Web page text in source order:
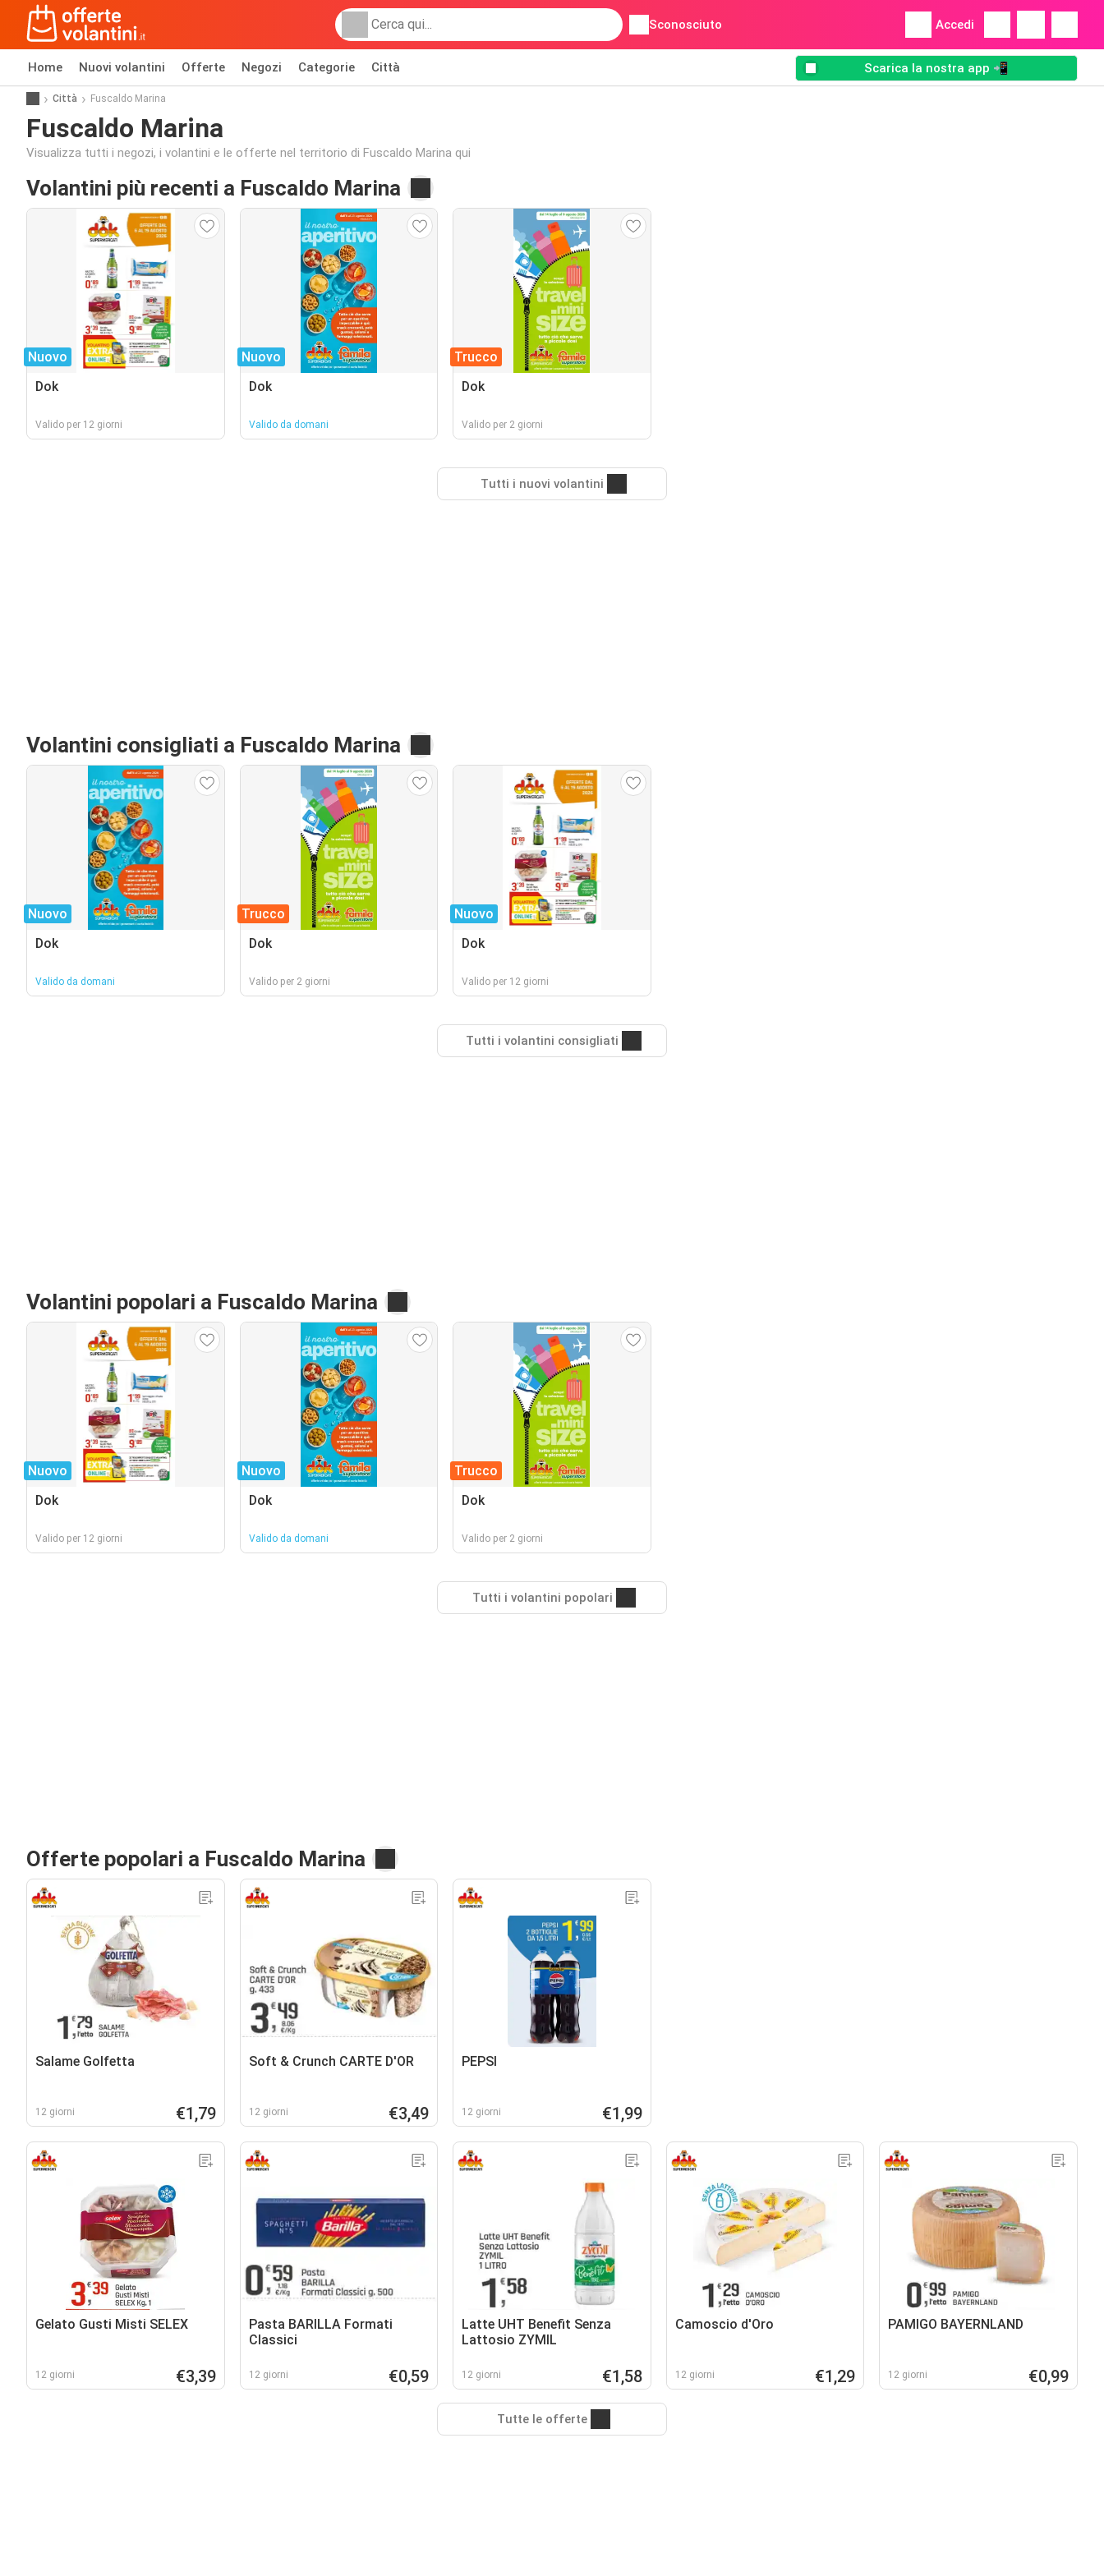
Sconosciuto Accedi
Home Nuovi volantini Offerte Negozi Categorie Città Scarica la nostra app 📲
Città Fuscaldo Marina
Fuscaldo Marina
Visualizza tutti i negozi, i volantini e le offerte nel territorio di Fuscaldo Marina qui
Volantini più recenti a Fuscaldo Marina
Nuovo
Dok
Valido per 12 giorni
Nuovo
Dok
Valido da domani
Trucco
Dok
Valido per 2 giorni
Tutti i nuovi volantini
Volantini consigliati a Fuscaldo Marina
Nuovo
Dok
Valido da domani
Trucco
Dok
Valido per 2 giorni
Nuovo
Dok
Valido per 12 giorni
Tutti i volantini consigliati
Volantini popolari a Fuscaldo Marina
Nuovo
Dok
Valido per 12 giorni
Nuovo
Dok
Valido da domani
Trucco
Dok
Valido per 2 giorni
Tutti i volantini popolari
Offerte popolari a Fuscaldo Marina
Salame Golfetta
12 giorni €1,79
Soft & Crunch CARTE D'OR
12 giorni €3,49
PEPSI
12 giorni €1,99
Gelato Gusti Misti SELEX
12 giorni €3,39
Pasta BARILLA Formati
Classici
12 giorni €0,59
Latte UHT Benefit Senza
Lattosio ZYMIL
12 giorni €1,58
Camoscio d'Oro
12 giorni €1,29
PAMIGO BAYERNLAND
12 giorni €0,99
Tutte le offerte